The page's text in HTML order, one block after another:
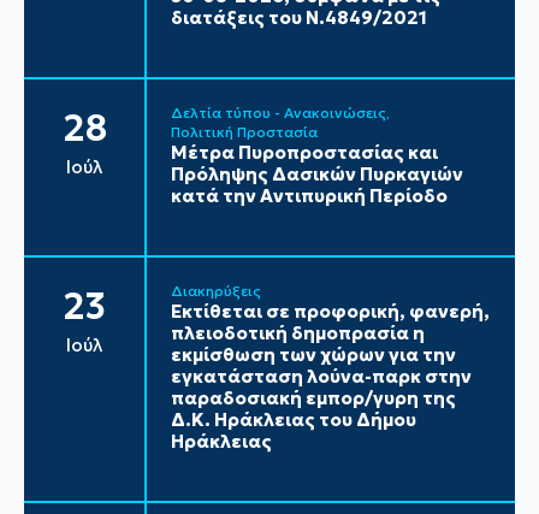
διατάξεις του Ν.4849/2021
28
Ιούλ
Δελτία τύπου - Ανακοινώσεις
Πολιτική Προστασία
Μέτρα Πυροπροστασίας και
Πρόληψης Δασικών Πυρκαγιών
κατά την Αντιπυρική Περίοδο
23
Ιούλ
Διακηρύξεις
Εκτίθεται σε προφορική, φανερή,
πλειοδοτική δημοπρασία η
εκμίσθωση των χώρων για την
εγκατάσταση λούνα-παρκ στην
παραδοσιακή εμπορ/γυρη της
Δ.Κ. Ηράκλειας του Δήμου
Ηράκλειας